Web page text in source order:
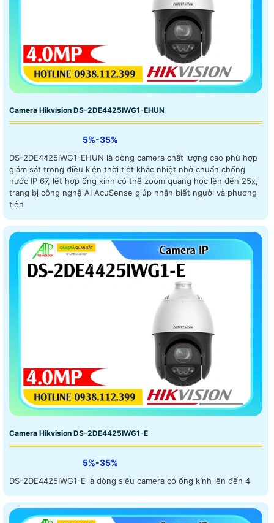
Camera Hikvision DS-2DE4425IWG1-EHUN
5%-35%
DS-2DE4425IWG1-EHUN là dòng camera chất lượng cao phù hợp
giám sát trong điều kiện thời tiết khắc nhiệt nhờ chuẩn chống
nước IP 67, lết hợp ống kính có thể zoom quang học lên đến 25x,
trang bị công nghệ AI AcuSense giúp nhận biết người và phương
tiện
Camera Hikvision DS-2DE4425IWG1-E
5%-35%
DS-2DE4425IWG1-E là dòng siêu camera có ống kính lên đến 4